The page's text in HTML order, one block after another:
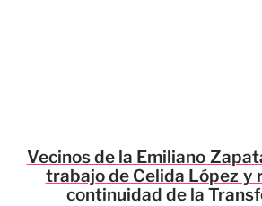
Vecinos de la Emiliano
trabajo de Celida López y
continuidad de la